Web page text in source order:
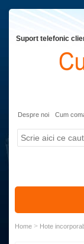
Suport telefonic
Despre noi Cum
Home > Hote